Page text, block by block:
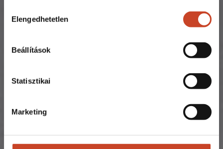
kiválasztása
Elengedhetetlen
Beállítások
Statisztikai
Marketing